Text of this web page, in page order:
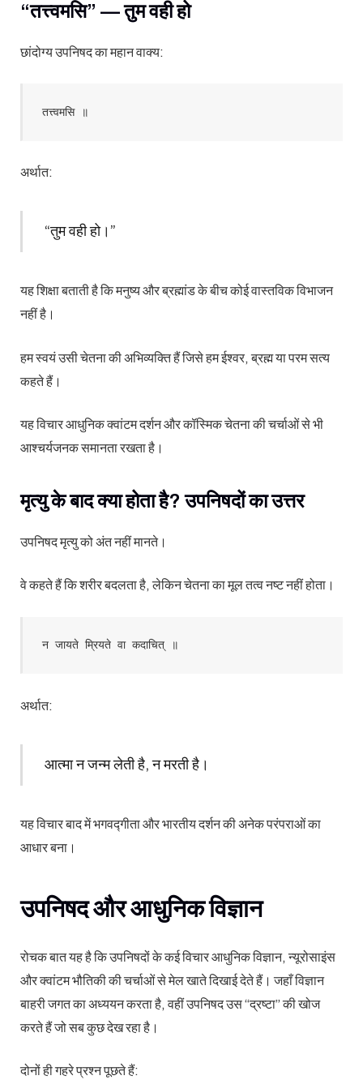
“तत्त्वमसि” — तुम वही हो
छांदोग्य उपनिषद का महान वाक्य:
तत्त्वमसि ॥
अर्थात:
“तुम वही हो।”
यह शिक्षा बताती है कि मनुष्य और ब्रह्मांड के बीच कोई वास्तविक विभाजन
नहीं है।
हम स्वयं उसी चेतना की अभिव्यक्ति हैं जिसे हम ईश्वर, ब्रह्म या परम सत्य
कहते हैं।
यह विचार आधुनिक क्वांटम दर्शन और कॉस्मिक चेतना की चर्चाओं से भी
आश्चर्यजनक समानता रखता है।
मृत्यु के बाद क्या होता है? उपनिषदों का उत्तर
उपनिषद मृत्यु को अंत नहीं मानते।
वे कहते हैं कि शरीर बदलता है, लेकिन चेतना का मूल तत्व नष्ट नहीं होता।
न जायते म्रियते वा कदाचित् ॥
अर्थात:
आत्मा न जन्म लेती है, न मरती है।
यह विचार बाद में भगवद्गीता और भारतीय दर्शन की अनेक परंपराओं का
आधार बना।
उपनिषद और आधुनिक विज्ञान
रोचक बात यह है कि उपनिषदों के कई विचार आधुनिक विज्ञान, न्यूरोसाइंस
और क्वांटम भौतिकी की चर्चाओं से मेल खाते दिखाई देते हैं। जहाँ विज्ञान
बाहरी जगत का अध्ययन करता है, वहीं उपनिषद उस “द्रष्टा” की खोज
करते हैं जो सब कुछ देख रहा है।
दोनों ही गहरे प्रश्न पूछते हैं: